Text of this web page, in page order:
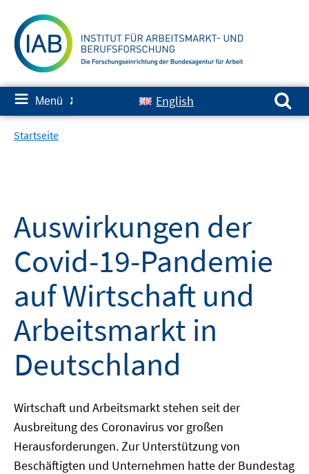
zum
Inhalt
≡ Menü ✘ English
Suchen nach:
Startseite
Auswirkungen der
Covid-19-Pandemie
auf Wirtschaft und
Arbeitsmarkt in
Deutschland
Wirtschaft und Arbeitsmarkt stehen seit der
Ausbreitung des Coronavirus vor großen
Herausforderungen. Zur Unterstützung von
Beschäftigten und Unternehmen hatte der Bundestag